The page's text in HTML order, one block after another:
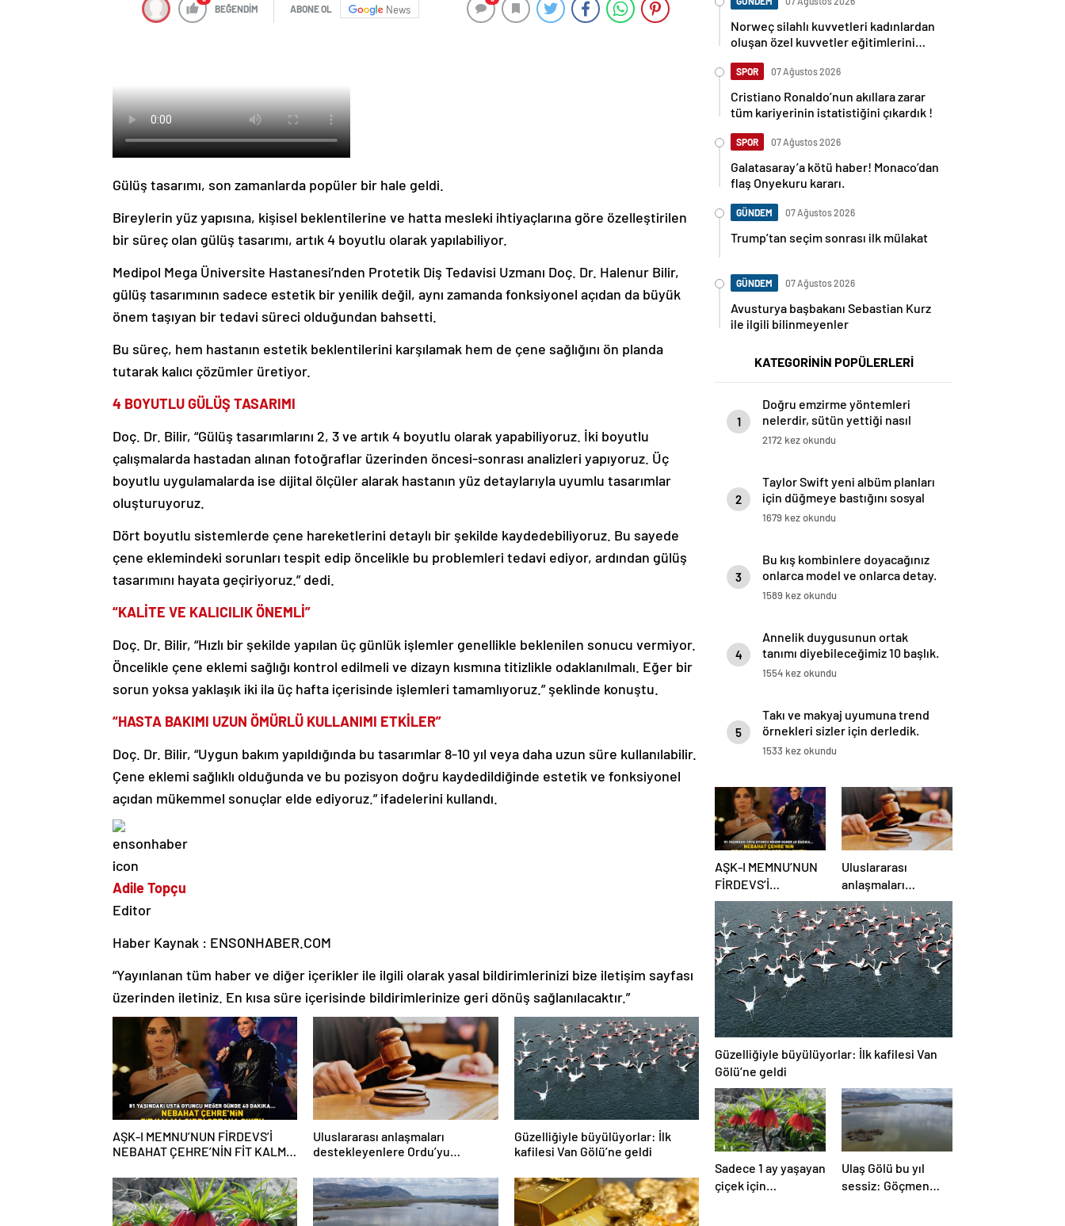
BEĞENDİM ABONE OL News
Gülüş tasarımı, son zamanlarda popüler bir hale geldi.
Bireylerin yüz yapısına, kişisel beklentilerine ve hatta mesleki ihtiyaçlarına göre özelleştirilen
bir süreç olan gülüş tasarımı, artık 4 boyutlu olarak yapılabiliyor.
Medipol Mega Üniversite Hastanesi’nden Protetik Diş Tedavisi Uzmanı Doç. Dr. Halenur Bilir,
gülüş tasarımının sadece estetik bir yenilik değil, aynı zamanda fonksiyonel açıdan da büyük
önem taşıyan bir tedavi süreci olduğundan bahsetti.
Bu süreç, hem hastanın estetik beklentilerini karşılamak hem de çene sağlığını ön planda
tutarak kalıcı çözümler üretiyor.
4 BOYUTLU GÜLÜŞ TASARIMI
Doç. Dr. Bilir, “Gülüş tasarımlarını 2, 3 ve artık 4 boyutlu olarak yapabiliyoruz. İki boyutlu
çalışmalarda hastadan alınan fotoğraflar üzerinden öncesi-sonrası analizleri yapıyoruz. Üç
boyutlu uygulamalarda ise dijital ölçüler alarak hastanın yüz detaylarıyla uyumlu tasarımlar
oluşturuyoruz.
Dört boyutlu sistemlerde çene hareketlerini detaylı bir şekilde kaydedebiliyoruz. Bu sayede
çene eklemindeki sorunları tespit edip öncelikle bu problemleri tedavi ediyor, ardından gülüş
tasarımını hayata geçiriyoruz.” dedi.
“KALİTE VE KALICILIK ÖNEMLİ”
Doç. Dr. Bilir, “Hızlı bir şekilde yapılan üç günlük işlemler genellikle beklenilen sonucu vermiyor.
Öncelikle çene eklemi sağlığı kontrol edilmeli ve dizayn kısmına titizlikle odaklanılmalı. Eğer bir
sorun yoksa yaklaşık iki ila üç hafta içerisinde işlemleri tamamlıyoruz.” şeklinde konuştu.
“HASTA BAKIMI UZUN ÖMÜRLÜ KULLANIMI ETKİLER”
Doç. Dr. Bilir, “Uygun bakım yapıldığında bu tasarımlar 8-10 yıl veya daha uzun süre kullanılabilir.
Çene eklemi sağlıklı olduğunda ve bu pozisyon doğru kaydedildiğinde estetik ve fonksiyonel
açıdan mükemmel sonuçlar elde ediyoruz.” ifadelerini kullandı.
Adile Topçu
Editor
Haber Kaynak : ENSONHABER.COM
“Yayınlanan tüm haber ve diğer içerikler ile ilgili olarak yasal bildirimlerinizi bize iletişim sayfası
üzerinden iletiniz. En kısa süre içerisinde bildirimlerinize geri dönüş sağlanılacaktır.”
AŞK-I MEMNU’NUN FİRDEVS’İ
NEBAHAT ÇEHRE’NİN FİT KALMA
meğer günde 40 dakika…
Uluslararası anlaşmaları
destekleyenlere Ordu’yu
Güzelliğiyle büyülüyorlar: İlk
kafilesi Van Gölü’ne geldi
Norweç silahlı kuvvetleri kadınlardan
oluşan özel kuvvetler eğitimlerini
SPOR 07 Ağustos 2026
Cristiano Ronaldo’nun akıllara zarar
tüm kariyerinin istatistiğini çıkardık !
SPOR 07 Ağustos 2026
Galatasaray’a kötü haber! Monaco’dan
flaş Onyekuru kararı.
GÜNDEM 07 Ağustos 2026
Trump’tan seçim sonrası ilk mülakat
GÜNDEM 07 Ağustos 2026
Avusturya başbakanı Sebastian Kurz
ile ilgili bilinmeyenler
KATEGORİNİN POPÜLERLERİ
1
Doğru emzirme yöntemleri
nelerdir, sütün yettiği nasıl
anlaşılır?
2172 kez okundu
2
Taylor Swift yeni albüm planları
için düğmeye bastığını sosyal
medyadan duyurdu!
1679 kez okundu
3
Bu kış kombinlere doyacağınız
onlarca model ve onlarca detay.
1589 kez okundu
4
Annelik duygusunun ortak
tanımı diyebileceğimiz 10 başlık.
1554 kez okundu
5
Takı ve makyaj uyumuna trend
örnekleri sizler için derledik.
1533 kez okundu
AŞK-I MEMNU’NUN
FİRDEVS’İ
NEBAHAT
ÇEHRE’NİN FİT
KALMA SIRRI! 81
yaşındaki ünlü
oyuncu meğer
günde 40 dakika…
Uluslararası
anlaşmaları
destekleyenlere
Ordu’yu
itibarsızlaştırma
cezası
Güzelliğiyle büyülüyorlar: İlk kafilesi Van
Gölü’ne geldi
Sadece 1 ay yaşayan
çiçek için
Ulaş Gölü bu yıl
sessiz: Göçmen